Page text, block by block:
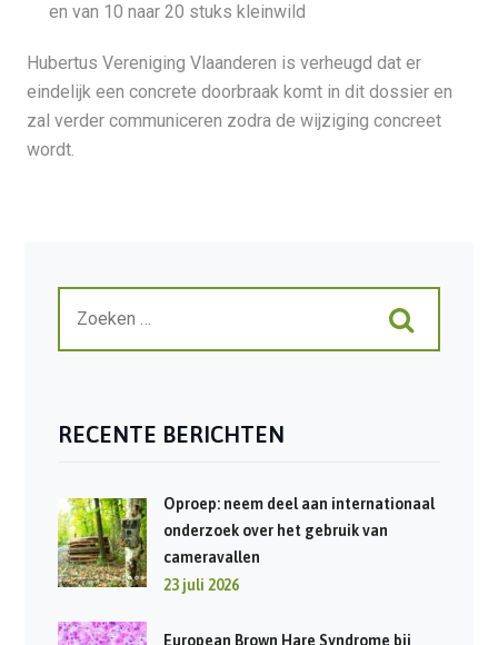
en van 10 naar 20 stuks kleinwild
Hubertus Vereniging Vlaanderen is verheugd dat er
eindelijk een concrete doorbraak komt in dit dossier en
zal verder communiceren zodra de wijziging concreet
wordt.
RECENTE BERICHTEN
Oproep: neem deel aan internationaal
onderzoek over het gebruik van
cameravallen
23 juli 2026
European Brown Hare Syndrome bij